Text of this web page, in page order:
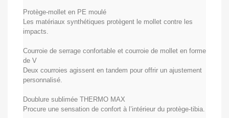
Protège-mollet en PE moulé
Les matériaux synthétiques protègent le mollet contre les
impacts.
Courroie de serrage confortable et courroie de mollet en forme
de V
Deux courroies agissent en tandem pour offrir un ajustement
personnalisé.
Doublure sublimée THERMO MAX
Procure une sensation de confort à l’intérieur du protège-tibia.